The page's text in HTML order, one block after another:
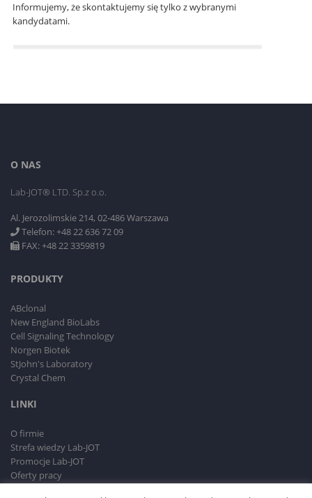
Informujemy, że skontaktujemy się tylko z wybranymi
kandydatami.
O NAS
Lab-JOT® LTD. Sp.z o.o.
Al. Jerozolimskie 214, 02-486 Warszawa
Telefon: +48 22 636 72 09
FAX: +48 22 3359819
PRODUKTY
ABclonal
New England BioLabs
Cell Signaling Technology
Norgen Biotek
StJohn's Laboratory
Crystal Chem
LINKI
O firmie
Strefa wiedzy Lab-JOT
Promocje Lab-JOT
Oferty pracy